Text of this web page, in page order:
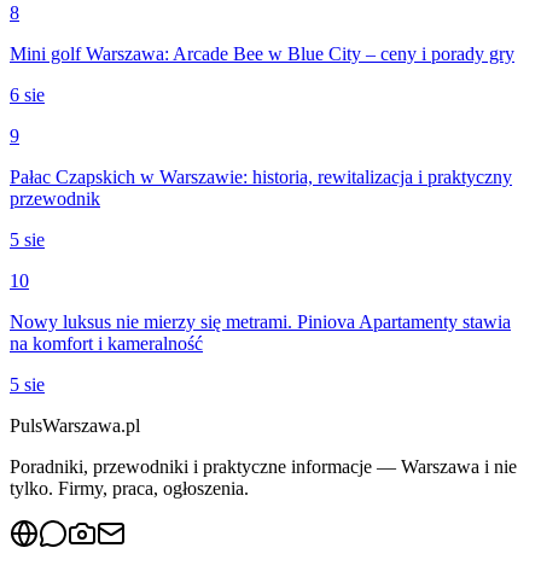
8
Mini golf Warszawa: Arcade Bee w Blue City – ceny i porady gry
6 sie
9
Pałac Czapskich w Warszawie: historia, rewitalizacja i praktyczny
przewodnik
5 sie
10
Nowy luksus nie mierzy się metrami. Piniova Apartamenty stawia
na komfort i kameralność
5 sie
PulsWarszawa.pl
Poradniki, przewodniki i praktyczne informacje — Warszawa i nie
tylko. Firmy, praca, ogłoszenia.